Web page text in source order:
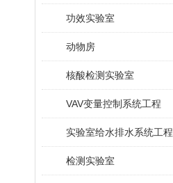
功效实验室
动物房
核酸检测实验室
VAV变量控制系统工程
实验室给水排水系统工程
检测实验室